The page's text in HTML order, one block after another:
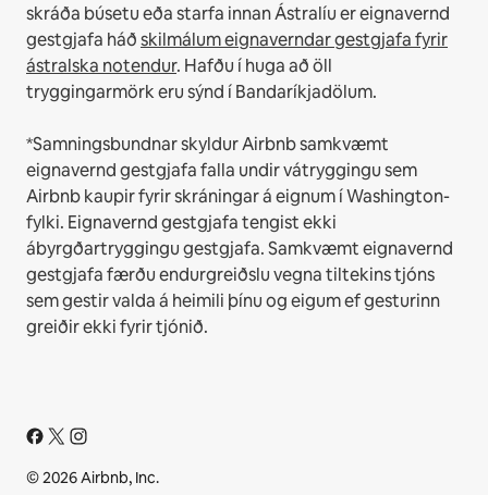
skráða búsetu eða starfa innan Ástralíu er eignavernd
gestgjafa háðskilmálum eignaverndar gestgjafa fyrir
ástralska notendur. Hafðu í huga að öll
tryggingarmörk eru sýnd í Bandaríkjadölum.
*Samningsbundnar skyldur Airbnb samkvæmt
eignavernd gestgjafa falla undir vátryggingu sem
Airbnb kaupir fyrir skráningar á eignum í Washington-
fylki. Eignavernd gestgjafa tengist ekki
ábyrgðartryggingu gestgjafa. Samkvæmt eignavernd
gestgjafa færðu endurgreiðslu vegna tiltekins tjóns
sem gestir valda á heimili þínu og eigum ef gesturinn
greiðir ekki fyrir tjónið.
© 2026 Airbnb, Inc.